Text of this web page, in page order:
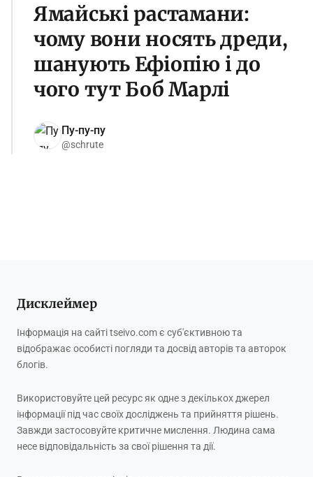
Ямайські растамани:
чому вони носять дреди,
шанують Ефіопію і до
чого тут Боб Марлі
Пу-пу-пу
@schrute
Дисклеймер
Інформація на сайті tseivo.com є суб'єктивною та
відображає особисті погляди та досвід авторів та авторок
блогів.
Використовуйте цей ресурс як одне з декількох джерел
інформації під час своїх досліджень та прийняття рішень.
Завжди застосовуйте критичне мислення. Людина сама
несе відповідальність за свої рішення та дії.